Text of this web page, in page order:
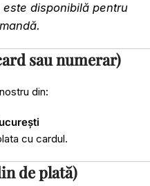
disponibilă pentru
sau numerar)
din:
cu cardul.
de plată)